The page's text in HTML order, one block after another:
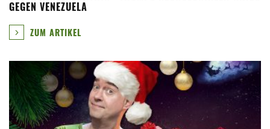
GEGEN VENEZUELA
ZUM ARTIKEL